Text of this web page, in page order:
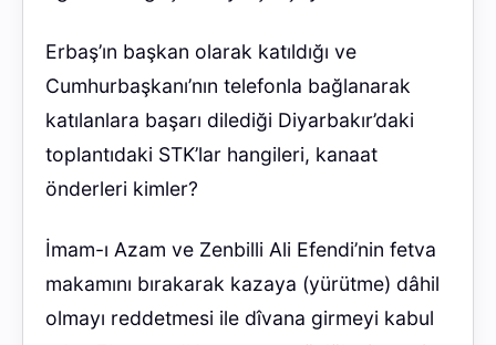
Erbaş’ın başkan olarak katıldığı ve
Cumhurbaşkanı’nın telefonla bağlanarak
katılanlara başarı dilediği Diyarbakır’daki
toplantıdaki STK’lar hangileri, kanaat
önderleri kimler?
İmam-ı Azam ve Zenbilli Ali Efendi’nin fetva
makamını bırakarak kazaya (yürütme) dâhil
olmayı reddetmesi ile dîvana girmeyi kabul